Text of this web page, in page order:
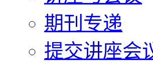
期刊专递
提交讲座会